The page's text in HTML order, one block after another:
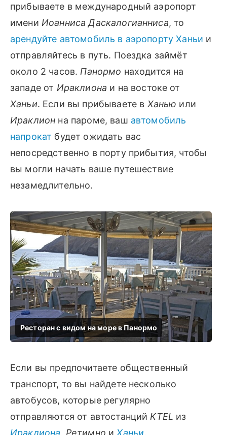
прибываете в международный аэропорт
имени Иоанниса Даскалогианниса, то
арендуйте автомобиль в аэропорту Ханьи и
отправляйтесь в путь. Поездка займёт
около 2 часов. Панормо находится на
западе от Ираклиона и на востоке от
Ханьи. Если вы прибываете в Ханью или
Ираклион на пароме, ваш автомобиль
напрокат будет ожидать вас
непосредственно в порту прибытия, чтобы
вы могли начать ваше путешествие
незамедлительно.
Если вы предпочитаете общественный
транспорт, то вы найдете несколько
автобусов, которые регулярно
отправляются от автостанций KTEL из
Ираклиона
Ретимно и Ханьи